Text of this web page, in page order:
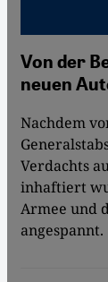
Von der
neuen
Nachdem
Verdachts
inhaftiert
Armee und
angespannt.